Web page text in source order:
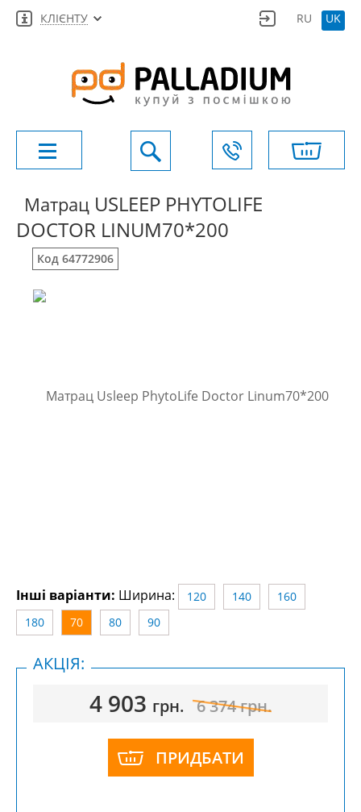
КЛІЄНТУ RU UK
Матрац USLEEP PHYTOLIFE
DOCTOR LINUM70*200
Код 64772906
Інші варіанти: Ширина: 120 140
160
180
70 80 90
4 903 грн. 6 374грн.
ПРИДБАТИ
АКЦІЯ: